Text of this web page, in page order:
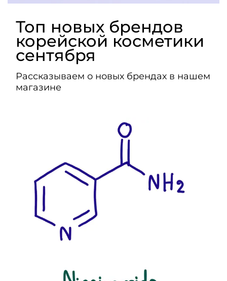
Топ новых брендов
корейской косметики
сентября
Рассказываем о новых брендах в нашем
магазине